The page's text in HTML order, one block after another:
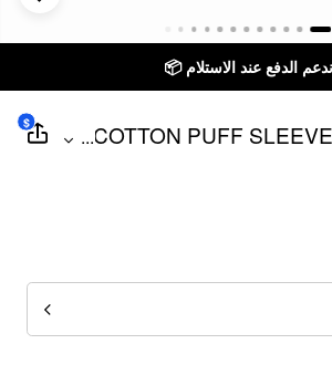
ندعم الدفع عند الاستلام 📦
COTTON PUFF
LOW RISE SHORTS
...
$